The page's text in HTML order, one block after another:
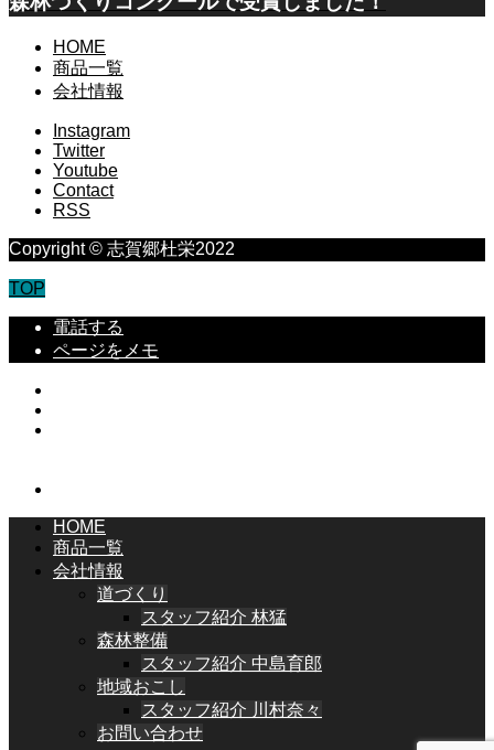
HOME
商品一覧
会社情報
Instagram
Twitter
Youtube
Contact
RSS
Copyright © 志賀郷杜栄2022
TOP
電話する
ページをメモ
HOME
商品一覧
会社情報
道づくり
スタッフ紹介 林猛
森林整備
スタッフ紹介 中島育郎
地域おこし
スタッフ紹介 川村奈々
お問い合わせ